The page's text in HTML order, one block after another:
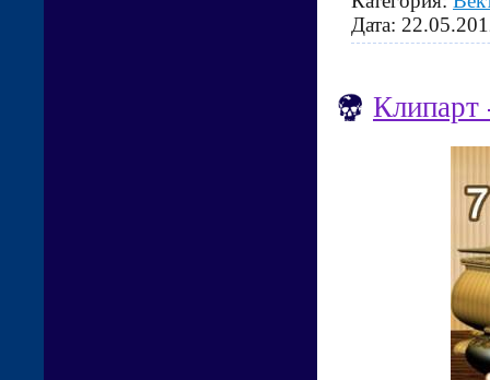
Дата:
Клипарт